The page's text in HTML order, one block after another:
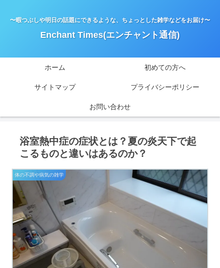
〜暇つぶしや明日の話題にできるような、ちょっとした雑学などをお届け〜
Enchant Times(エンチャント通信)
ホーム 初めての方へ
サイトマップ プライバシーポリシー
お問い合わせ
浴室熱中症の症状とは？夏の炎天下で起
こるものと違いはあるのか？
体の不調や病気の雑学